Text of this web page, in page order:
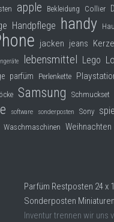
apple Bekleidung Collier
Handpflege handy
jacken jeans
lebensmittel Lego
parfüm Perlenkette
Samsung Schmuckset
software sonderposten Sony
Waschmaschinen Weihnachten
Parfüm Restposten 24 x
Sonderposten Miniaturen
Inventur trennen wir uns